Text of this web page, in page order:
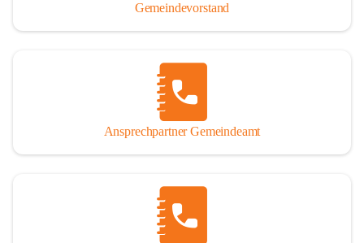
Gemeindevorstand
Ansprechpartner Gemeindeamt